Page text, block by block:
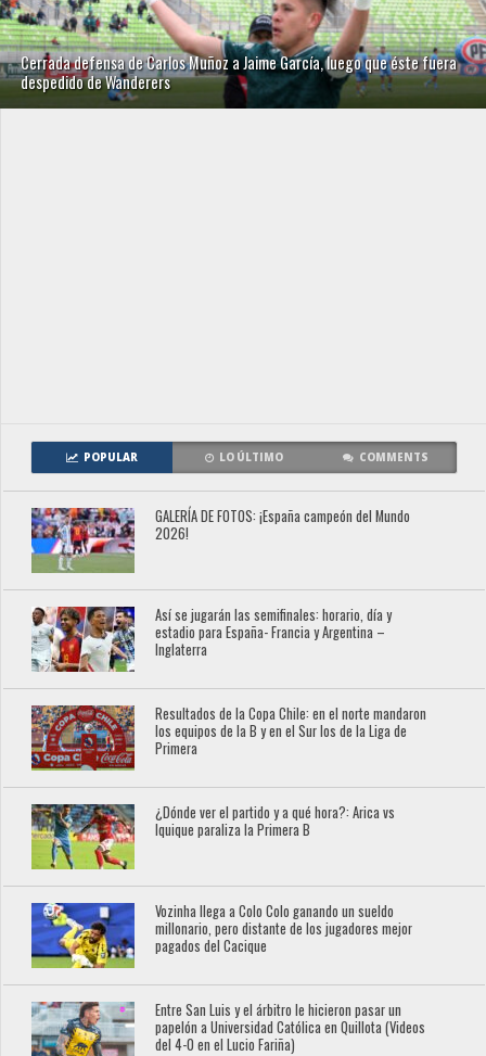
Cerrada defensa de Carlos Muñoz a Jaime García, luego que éste fuera
despedido de Wanderers
POPULAR LO ÚLTIMO COMMENTS
GALERÍA DE FOTOS: ¡España campeón del Mundo
2026!
Así se jugarán las semifinales: horario, día y
estadio para España- Francia y Argentina –
Inglaterra
Resultados de la Copa Chile: en el norte mandaron
los equipos de la B y en el Sur los de la Liga de
Primera
¿Dónde ver el partido y a qué hora?: Arica vs
Iquique paraliza la Primera B
Vozinha llega a Colo Colo ganando un sueldo
millonario, pero distante de los jugadores mejor
pagados del Cacique
Entre San Luis y el árbitro le hicieron pasar un
papelón a Universidad Católica en Quillota (Videos
del 4-0 en el Lucio Fariña)